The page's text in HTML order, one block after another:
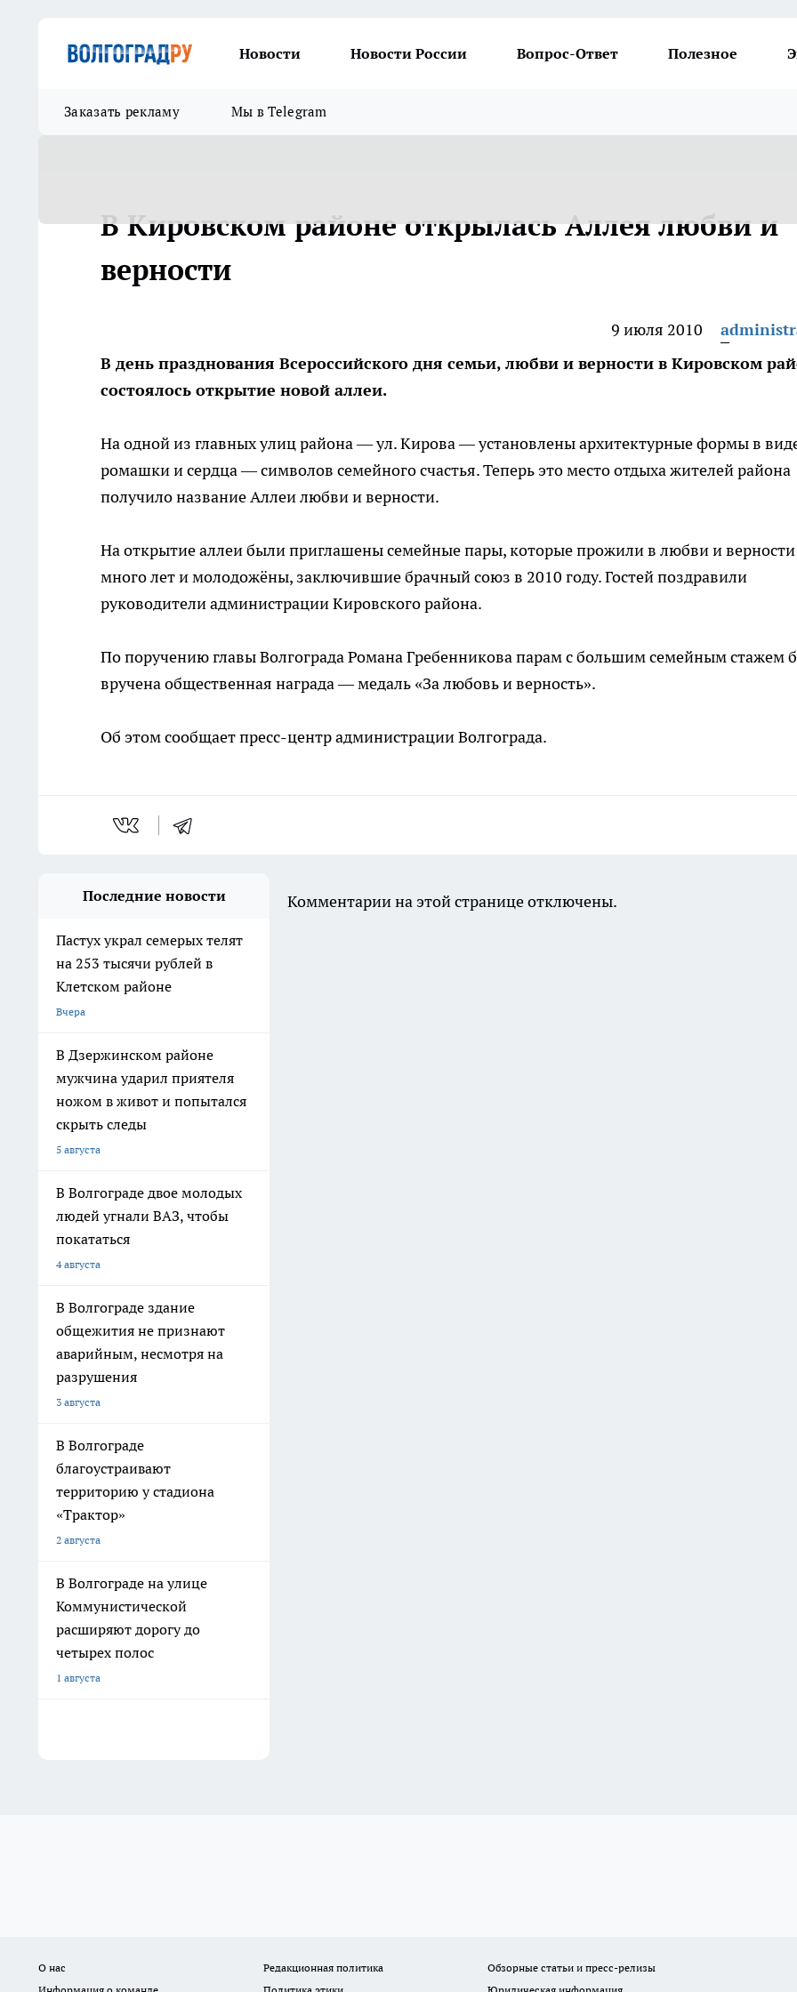
Новости Новости России Вопрос-Ответ Полезное
Заказать рекламу Мы в Telegram
В Кировском районе открылась Аллея любви и
верности
9 июля 2010
В день празднования Всероссийского дня семьи, любви и верности в Кировском
состоялось открытие новой аллеи.
На одной из главных улиц района — ул. Кирова — установлены архитектурные формы в
ромашки и сердца — символов семейного счастья. Теперь это место отдыха жителей района
получило название Аллеи любви и верности.
На открытие аллеи были приглашены семейные пары, которые прожили в любви и верности
много лет и молодожёны, заключившие брачный союз в 2010 году. Гостей поздравили
руководители администрации Кировского района.
По поручению главы Волгограда Романа Гребенникова парам с большим семейным стажем
вручена общественная награда — медаль «За любовь и верность».
Об этом сообщает пресс-центр администрации Волгограда.
Последние новости
Пастух украл семерых телят
на 253 тысячи рублей в
Клетском районе
Вчера
В Дзержинском районе
мужчина ударил приятеля
ножом в живот и попытался
скрыть следы
5 августа
В Волгограде двое молодых
людей угнали ВАЗ, чтобы
покататься
4 августа
В Волгограде здание
общежития не признают
аварийным, несмотря на
разрушения
3 августа
В Волгограде
благоустраивают
территорию у стадиона
«Трактор»
2 августа
В Волгограде на улице
Коммунистической
расширяют дорогу до
четырех полос
1 августа
Комментарии на этой странице отключены.
О нас Редакционная политика
Обзорные статьи и пресс-релизы